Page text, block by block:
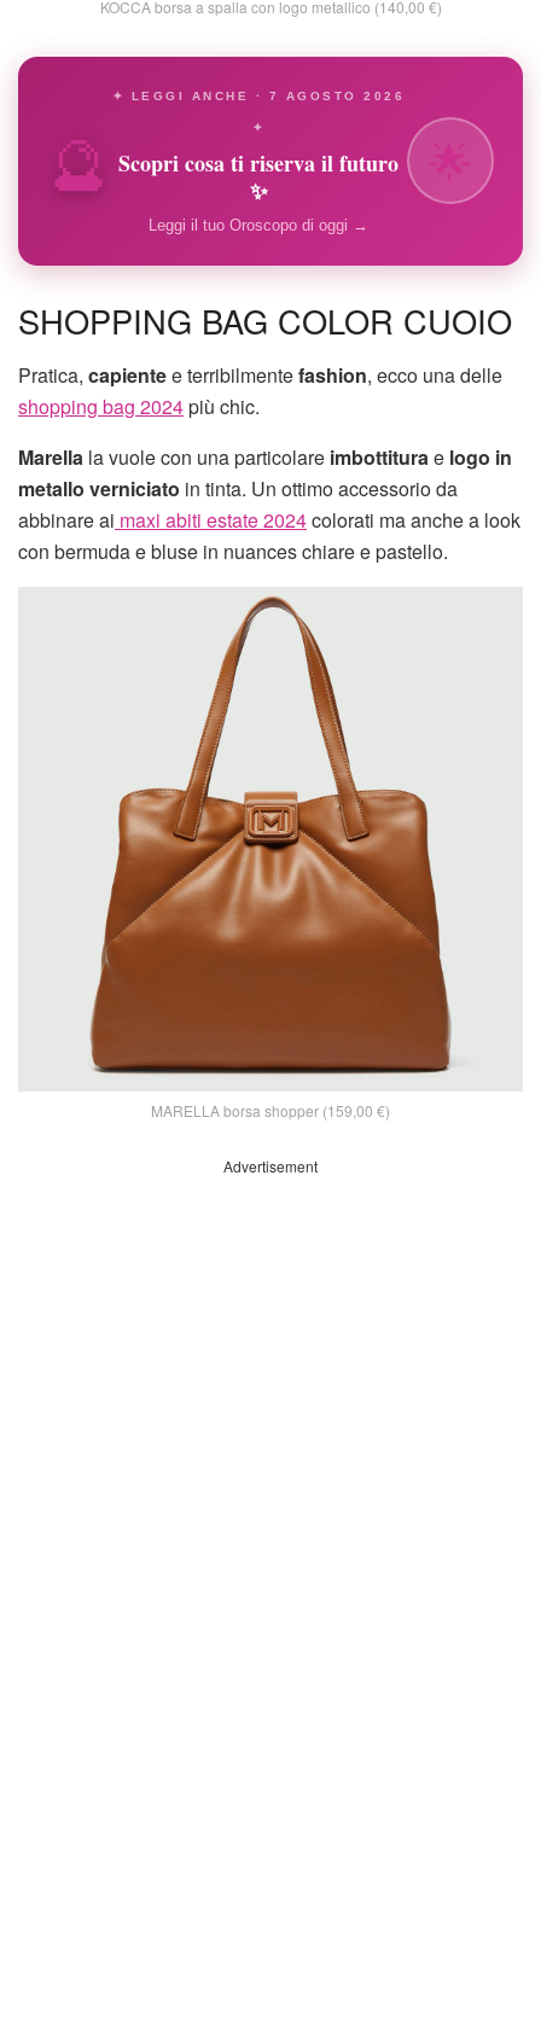
KOCCA borsa a spalla con logo metallico (140,00 €)
🔮
✦ LEGGI ANCHE · 7 AGOSTO 2026
✦
Scopri cosa ti riserva il futuro
✨
Leggi il tuo Oroscopo di oggi →
SHOPPING BAG COLOR CUOIO
Pratica, capientee terribilmentefashion, ecco una delle
shopping bag 2024più chic.
Marella la vuole con una particolare imbottitura e logo in
metallo verniciato in tinta. Un ottimo accessorio da
abbinare ai maxi abiti estate 2024colorati ma anche a look
con bermuda e bluse in nuances chiare e pastello.
MARELLA borsa shopper (159,00 €)
Advertisement